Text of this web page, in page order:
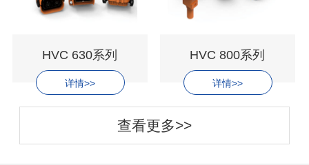
HVC 630系列
详情>>
HVC 800系列
详情>>
查看更多>>